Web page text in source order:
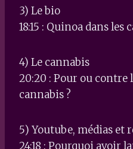
3) Le bio
18:15 : Quinoa dans les
4) Le cannabis
20:20 : Pour ou contre
cannabis ?
5) Youtube, médias et
24:18 : Pourquoi avoir